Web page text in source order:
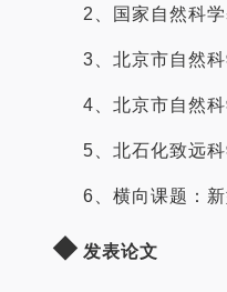
2、国家自然科
3、北京市自然
4、北京市自然
5、北石化致远
6、横向课题：
◆ 发表论文